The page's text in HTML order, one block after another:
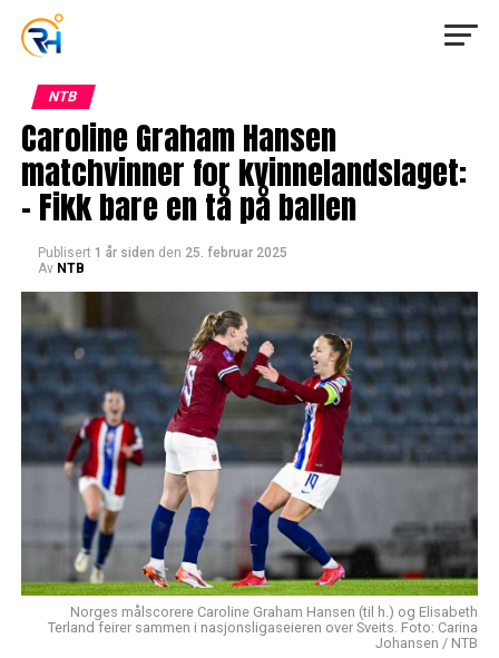
NTB
Caroline Graham Hansen
matchvinner for kvinnelandslaget:
– Fikk bare en tå på ballen
Publisert 1 år siden den 25. februar 2025
Av NTB
Norges målscorere Caroline Graham Hansen (til h.) og Elisabeth
Terland feirer sammen i nasjonsligaseieren over Sveits. Foto: Carina
Johansen / NTB